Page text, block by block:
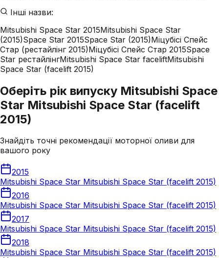
Інші назви:
Mitsubishi Space Star 2015Mitsubishi Space Star
(2015)Space Star 2015Space Star (2015)Міцубісі Спейс
Стар (рестайлінг 2015)Міцубісі Спейс Стар 2015Space
Star рестайлінгMitsubishi Space Star faceliftMitsubishi
Space Star (facelift 2015)
Оберіть рік випуску Mitsubishi Space
Star Mitsubishi Space Star (facelift
2015)
Знайдіть точні рекомендації моторної оливи для
вашого року
2015
Mitsubishi Space Star Mitsubishi Space Star (facelift 2015)
2016
Mitsubishi Space Star Mitsubishi Space Star (facelift 2015)
2017
Mitsubishi Space Star Mitsubishi Space Star (facelift 2015)
2018
Mitsubishi Space Star Mitsubishi Space Star (facelift 2015)